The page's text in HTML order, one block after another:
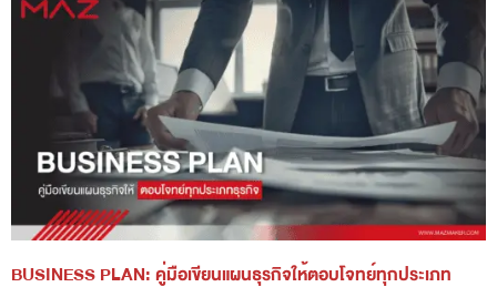
BUSINESS PLAN: คู่มือเขียนแผนธุรกิจให้ตอบโจทย์ทุกประเภท